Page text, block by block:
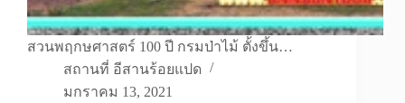
สวนพฤกษศาสตร์ 100 ปี กรมป่าไม้ ตั้งขึ้น…
สถานที่ อีสานร้อยแปด
มกราคม 13, 2021